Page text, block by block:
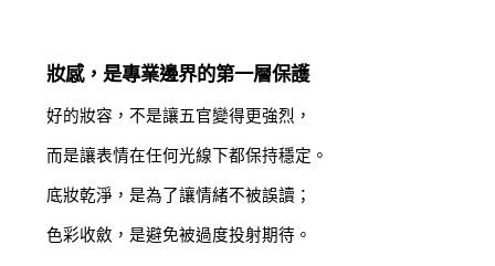
妝感，是專業邊界的第一層保護
好的妝容，不是讓五官變得更強烈，
而是讓表情在任何光線下都保持穩定。
底妝乾淨，是為了讓情緒不被誤讀；
色彩收斂，是避免被過度投射期待。